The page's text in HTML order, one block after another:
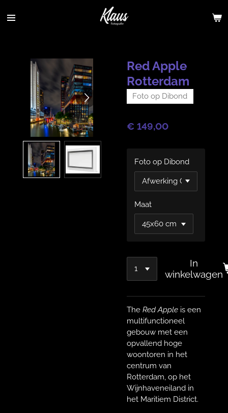
direct
Red Apple
Rotterdam
Foto op Dibond
€ 149,00
Foto op Dibond
Maat
In
winkelwagen
The Red Apple is een
multifunctioneel
gebouw met een
opvallend hoge
woontoren in het
centrum van
Rotterdam, op het
Wijnhaveneiland in
het Maritiem District.